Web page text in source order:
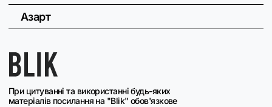
При цитуванні та використанні будь-яких
матеріалів посилання на "Blik" обов'язкове
Азарт